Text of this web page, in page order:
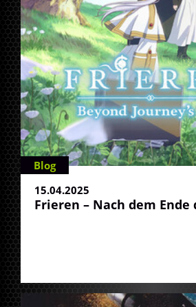
Blog
15.04.2025
Frieren – Nach dem Ende